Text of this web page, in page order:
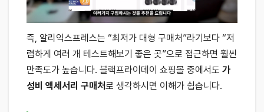
즉, 알리익스프레스는 “최저가 대형 구매처”라기보다 “저
렴하게 여러 개 테스트해보기 좋은 곳”으로 접근하면 훨씬
만족도가 높습니다. 블랙프라이데이 쇼핑몰 중에서도 가
성비 액세서리 구매처로 생각하시면 이해가 쉽습니다.